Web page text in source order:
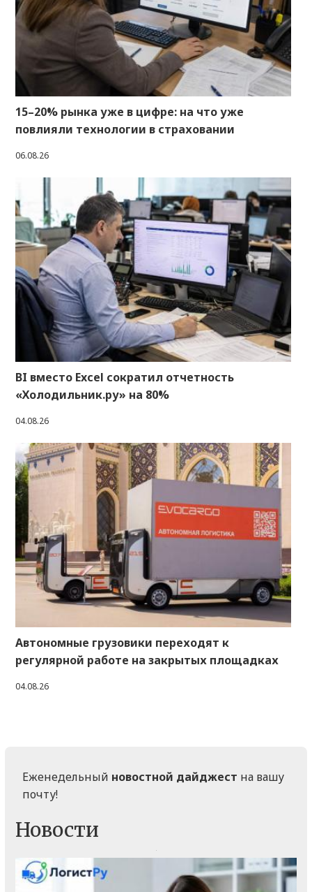
15–20% рынка уже в цифре: на что уже
повлияли технологии в страховании
06.08.26
BI вместо Excel сократил отчетность
«Холодильник.ру» на 80%
04.08.26
Автономные грузовики переходят к
регулярной работе на закрытых площадках
04.08.26
Еженедельный новостной дайджест на вашу
почту!
Новости